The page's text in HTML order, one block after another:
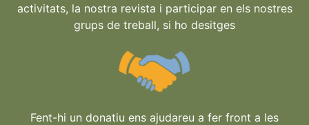
activitats, la nostra revista i participar en els nostres
grups de treball, si ho desitges
Fent-hi un donatiu ens ajudareu a fer front a les